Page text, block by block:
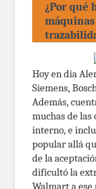
¿Por qué
Hoy en día
Siemens,
Además,
muchas de las
interno, e
popular allá
de la
dificultó la
Walmart a ese